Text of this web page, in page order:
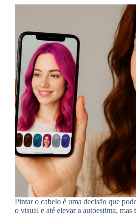
Pintar o cabelo é uma decisão que
o visual e até elevar a autoestima, mas